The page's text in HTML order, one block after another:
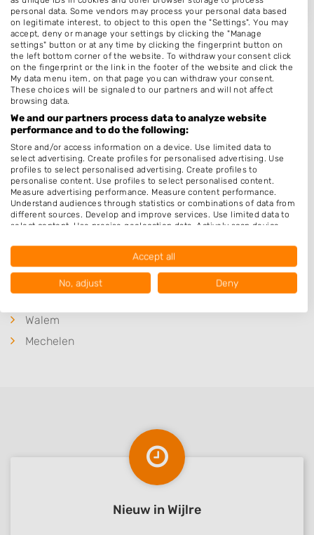
Plaatsen in de buurt
Elkenrade
Gulpen
Wittem
Wittem
Schin op Geul
Ingber
Scheulder
Walem
Mechelen
Nieuw in Wijlre
personal data. Some vendors may process your personal data based
on legitimate interest, to object to this open the "Settings". You may
accept, deny or manage your settings by clicking the "Manage
settings" button or at any time by clicking the fingerprint button on
the left bottom corner of the website. To withdraw your consent click
on the fingerprint or the link in the footer of the website and click the
My data menu item, on that page you can withdraw your consent.
These choices will be signaled to our partners and will not affect
browsing data.
We and our partners process data to analyze website
performance and to do the following:
Store and/or access information on a device. Use limited data to
select advertising. Create profiles for personalised advertising. Use
profiles to select personalised advertising. Create profiles to
personalise content. Use profiles to select personalised content.
Measure advertising performance. Measure content performance.
Understand audiences through statistics or combinations of data from
different sources. Develop and improve services. Use limited data to
select content. Use precise geolocation data. Actively scan device
Data may be shared outside of the European Union and send to the
Your consent and the cookie policy applies solely to this website/app.
View Partner List (1016 IAB Vendors)
We use your data for the following purposes:
Use profiles to select personalised
Create profiles to personalise content
Use profiles to select personalised content
Accept all
No, adjust Deny